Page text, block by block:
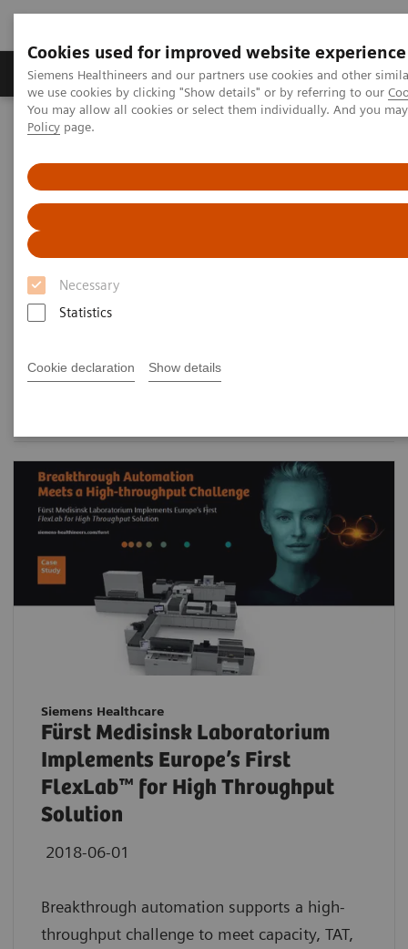
Cookies used for improved website experience
Siemens Healthineers and our partners use cookies and other
we use cookies by clicking "Show details" or by referring to our
You may allow all cookies or select them individually. And you
Policy page.
Necessary
Statistics
Cookie declaration Show details
Productos y servicios Especialidades Clínicas
Siemens Healthineers Latinoamérica
Casos de Estudio
Filter (1 item)
Siemens Healthcare
Fürst Medisinsk Laboratorium
Implements Europe’s First
FlexLab™ for High Throughput
Solution
2018-06-01
Breakthrough automation supports a high-
throughput challenge to meet capacity, TAT,